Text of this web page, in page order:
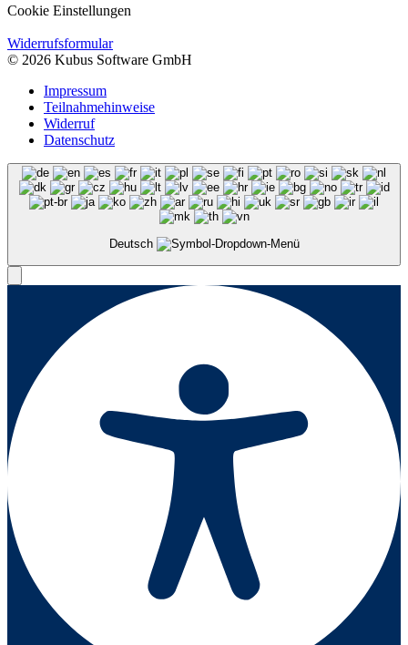
Cookie Einstellungen
Widerrufsformular
© 2026 Kubus Software GmbH
Impressum
Teilnahmehinweise
Widerruf
Datenschutz
Deutsch